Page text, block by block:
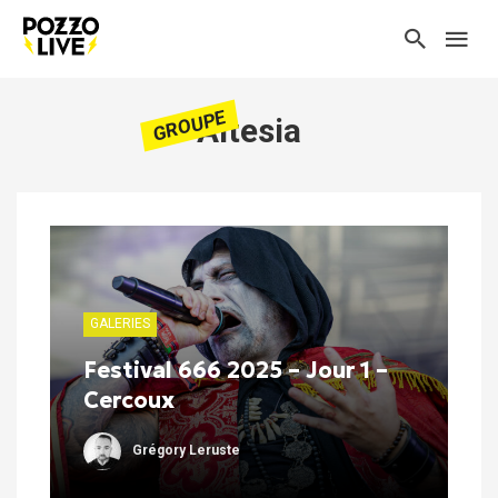
GROUPEAltesia
GALERIES
Festival 666 2025 – Jour 1 –
Cercoux
Grégory Leruste